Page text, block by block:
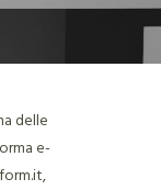
delle
e-